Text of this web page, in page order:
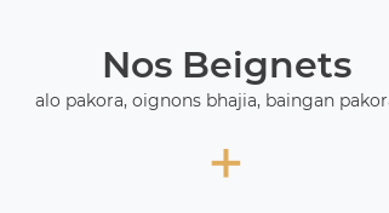
Nos Beignets
alo pakora, oignons bhajia, baingan
+